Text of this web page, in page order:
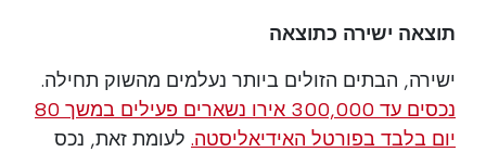
תוצאה ישירה כתוצאה
ישירה, הבתים הזולים ביותר נעלמים מהשוק תחילה.
נכסים עד 300,000 אירו נשארים פעילים במשך 80
יום בלבד בפורטל האידיאליסטה. לעומת זאת, נכס